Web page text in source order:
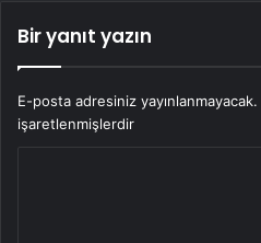
Bir yanıt yazın
E-posta adresiniz yayınlanmayacak.
işaretlenmişlerdir